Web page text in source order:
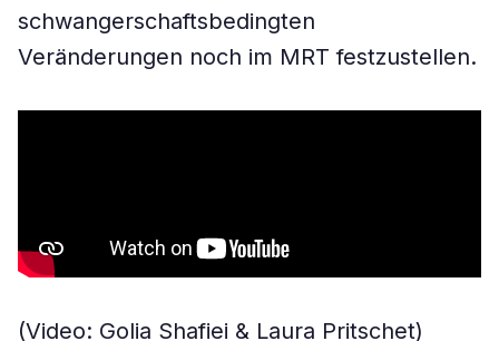
schwangerschaftsbedingten
Veränderungen noch im MRT festzustellen.
(Video: Golia Shafiei & Laura Pritschet)